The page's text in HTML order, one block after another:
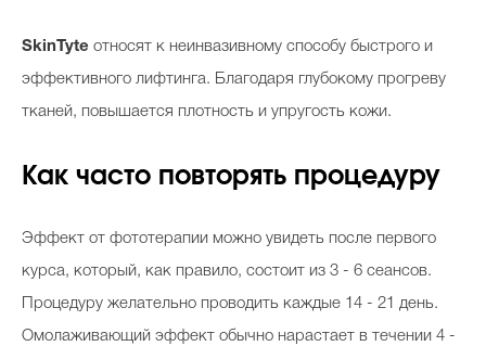
SkinTyte относят к неинвазивному способу быстрого и
эффективного лифтинга. Благодаря глубокому прогреву
тканей, повышается плотность и упругость кожи.
Как часто повторять процедуру
Эффект от фототерапии можно увидеть после первого
курса, который, как правило, состоит из 3 - 6 сеансов.
Процедуру желательно проводить каждые 14 - 21 день.
Омолаживающий эффект обычно нарастает в течении 4 -